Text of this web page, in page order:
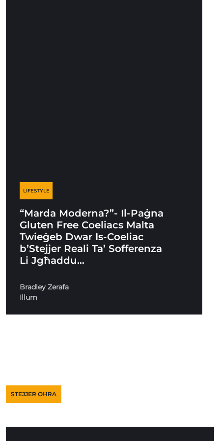
LIFESTYLE
“Marda Moderna?”- Il-Paġna
Gluten Free Coeliacs Malta
Twieġeb Dwar Is-Coeliac
b’Stejjer Reali Ta’ Sofferenza
Li Jgħaddu…
Bradley Zerafa
Illum
STEJJER OĦRA